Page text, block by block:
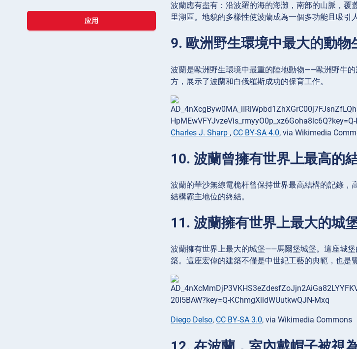
应用
波蘭應有盡有：沿波羅的海的海灘，南部的山脈，覆
里湖區。地貌的多樣性使波蘭成為一個多功能且吸引
9. 歐洲野生環境中最大的動物
波蘭是歐洲野生環境中最重的陸地動物——歐洲野牛
方，展示了波蘭和白俄羅斯成功的保育工作。
Charles J. Sharp , CC BY-SA 4.0, via Wikimedia
10. 波蘭曾擁有世界上最高的
波蘭的華沙無線電桅杆曾保持世界最高結構的記錄
結構霸主地位的終結。
11. 波蘭擁有世界上最大的城
波蘭擁有世界上最大的城堡——馬爾堡城堡。這座城
築。這座宏偉的建築不僅是中世紀工藝的典範，也是
Diego Delso, CC BY-SA 3.0, via Wikimedia Commons